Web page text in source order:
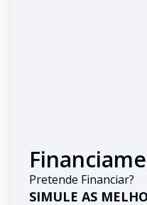
Pretende Financiar?
SIMULE AS